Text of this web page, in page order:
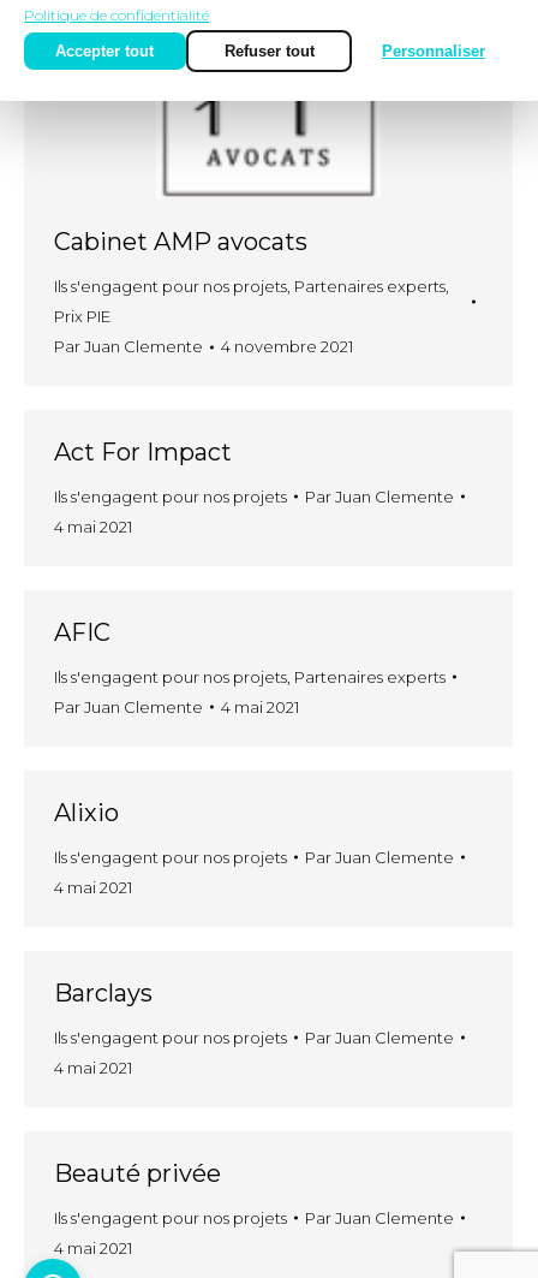
Cabinet AMP avocats
Ils s'engagent pour nos projets, Partenaires experts,
Prix PIE
ParJuan Clemente 4 novembre 2021
Act For Impact
Ils s'engagent pour nos projets ParJuan Clemente
4 mai 2021
AFIC
Ils s'engagent pour nos projets Partenaires experts
ParJuan Clemente 4 mai 2021
Alixio
Ils s'engagent pour nos projets ParJuan Clemente
4 mai 2021
Barclays
Ils s'engagent pour nos projets ParJuan Clemente
4 mai 2021
Beauté privée
Ils s'engagent pour nos projets ParJuan Clemente
4 mai 2021
Politique de confidentialité
Accepter tout
Refuser tout Personnaliser